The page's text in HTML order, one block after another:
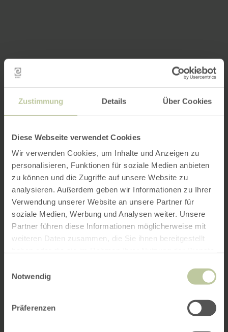
Zustimmung Details Über Cookies
Diese Webseite verwendet Cookies
Wir verwenden Cookies, um Inhalte und Anzeigen zu
personalisieren, Funktionen für soziale Medien anbieten
zu können und die Zugriffe auf unsere Website zu
analysieren. Außerdem geben wir Informationen zu Ihrer
Verwendung unserer Website an unsere Partner für
soziale Medien, Werbung und Analysen weiter. Unsere
Partner führen diese Informationen möglicherweise mit
weiteren Daten zusammen, die Sie ihnen bereitgestellt
Notwendig
Präferenzen